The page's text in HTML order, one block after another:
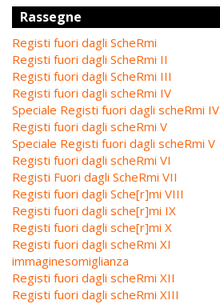
Rassegne
Registi fuori dagli ScheRmi
Registi fuori dagli ScheRmi II
Registi fuori dagli ScheRmi III
Registi fuori dagli scheRmi IV
Speciale Registi fuori dagli scheRmi IV
Registi fuori dagli scheRmi V
Speciale Registi fuori dagli scheRmi V
Registi fuori dagli scheRmi VI
Registi Fuori dagli ScheRmi VII
Registi fuori dagli Sche[r]mi VIII
Registi fuori dagli sche[r]mi IX
Registi fuori dagli sche[r]mi X
Registi fuori dagli scheRmi XI
immaginesomiglianza
Registi fuori dagli scheRmi XII
Registi fuori dagli scheRmi XIII